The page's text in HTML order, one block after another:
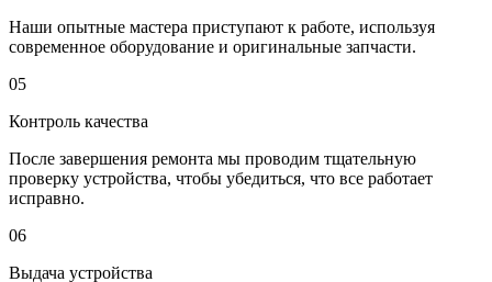
Наши опытные мастера приступают к работе, используя
современное оборудование и оригинальные запчасти.
05
Контроль качества
После завершения ремонта мы проводим тщательную
проверку устройства, чтобы убедиться, что все работает
исправно.
06
Выдача устройства